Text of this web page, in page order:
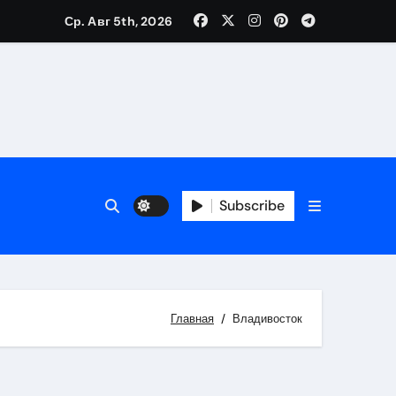
Ср. Авг 5th, 2026
Subscribe
Главная Владивосток